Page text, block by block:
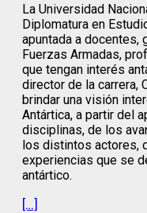
La Universidad
Diplomatura en
apuntada a docentes,
Fuerzas Armadas,
que tengan interés
director de la carrera,
brindar una visión
Antártica, a partir del
disciplinas, de los
los distintos actores,
experiencias que se
antártico.
[…]